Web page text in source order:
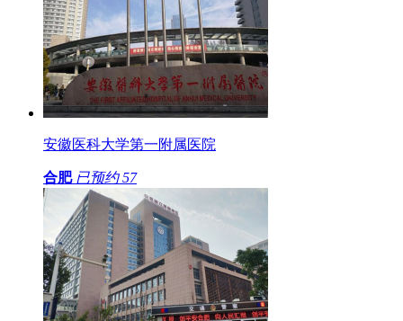
安徽医科大学第一附属医院
合肥 已预约 57